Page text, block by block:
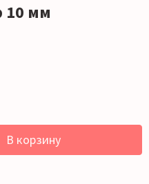
10 мм
В корзину